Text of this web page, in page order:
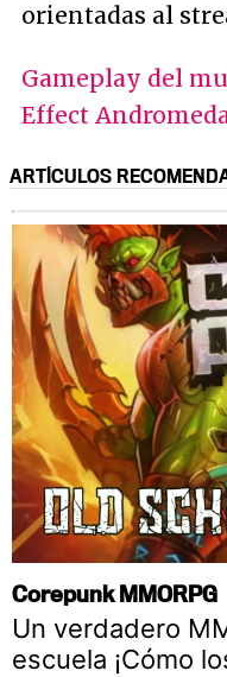
orientadas al
Gameplay del
Effect
ARTÍCULOS
Corepunk MMORPG
Un verdadero
escuela ¡Cómo